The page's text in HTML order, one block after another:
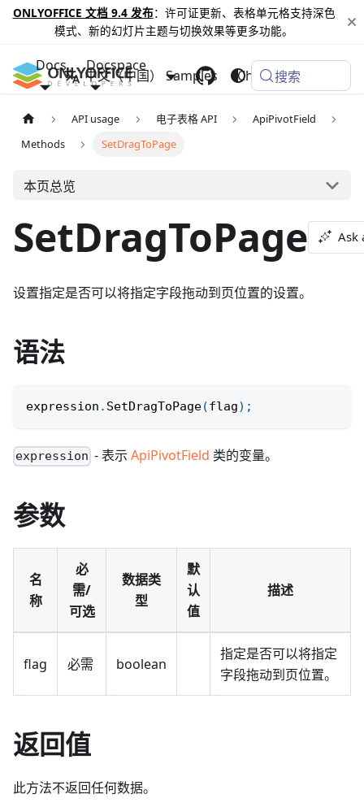
ONLYOFFICE 文档 9.4 发布：许可证更新、表格单元格支持深色
模式、新的幻灯片主题与切换效果等更多功能。
Docs Docspace
Samples Changelog
中文（中国） 搜索
API usage 电子表格 API
ApiPivotField
Methods
SetDragToPage
本页总览
SetDragToPage Ask
设置指定是否可以将指定字段拖动到页位置的设置。
语法
expression . SetDragToPage(flag) ;
expression - 表示ApiPivotField 类的变量。
参数
名
称
必
需/
可选
数据类
型
默
认
值
描述
flag 必需 boolean
指定是否可以将指定
字段拖动到页位置。
返回值
此方法不返回任何数据。